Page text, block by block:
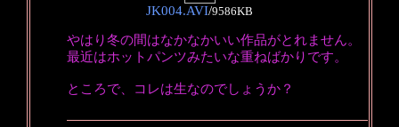
JK004.AVI/9586KB
やはり冬の間はなかなかいい作品がとれません。
最近はホットパンツみたいな重ねばかりです。
ところで、コレは生なのでしょうか？